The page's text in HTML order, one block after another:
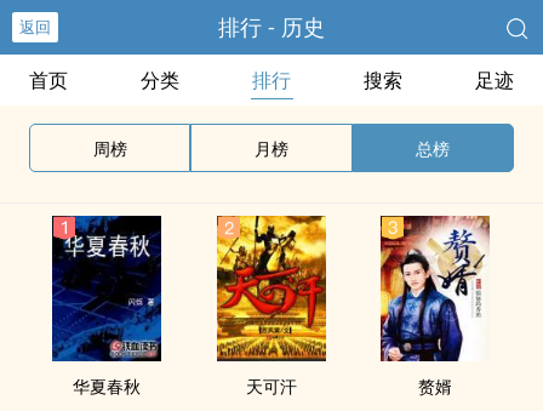
返回 排行 - 历史
首页 分类 排行 搜索 足迹
周榜 月榜 总榜
华夏春秋 天可汗 赘婿